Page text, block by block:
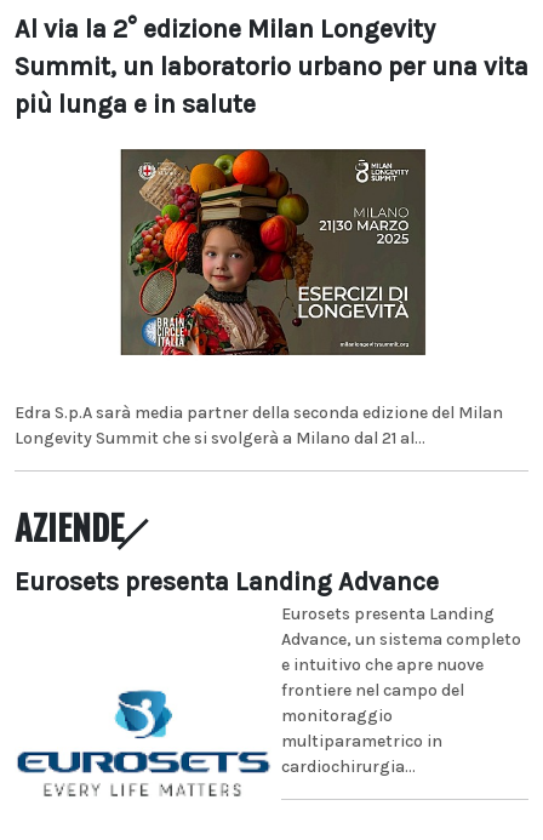
Al via la 2° edizione Milan Longevity
Summit, un laboratorio urbano per una vita
più lunga e in salute
Edra S.p.A sarà media partner della seconda edizione del Milan
Longevity Summit che si svolgerà a Milano dal 21 al...
AZIENDE
Eurosets presenta Landing Advance
Eurosets presenta Landing
Advance, un sistema completo
e intuitivo che apre nuove
frontiere nel campo del
monitoraggio
multiparametrico in
cardiochirurgia...